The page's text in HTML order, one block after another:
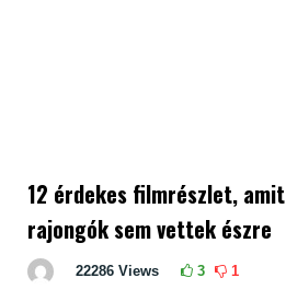
12 érdekes filmrészlet,
rajongók sem vettek észre
22286 Views 3 1